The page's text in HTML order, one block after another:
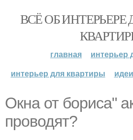
ВСЁ ОБ
главная
интерьер
интерьер для квартиры
Окна от бориса"
проводят?